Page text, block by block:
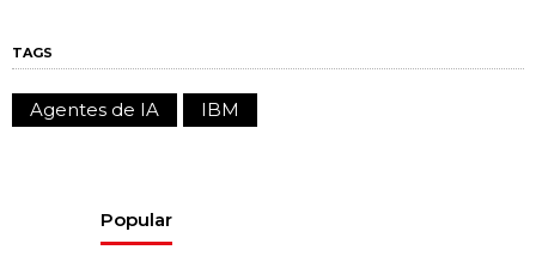
TAGS
Agentes de IA IBM
Popular